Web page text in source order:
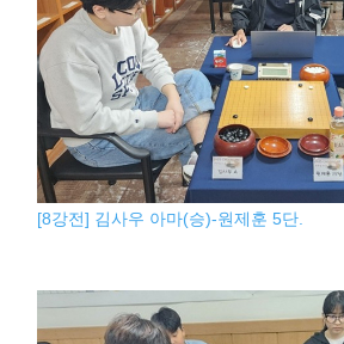
[8강전] 김사우 아마(승)-원제훈 5단.